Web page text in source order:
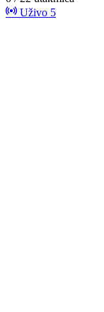
Uživo 5